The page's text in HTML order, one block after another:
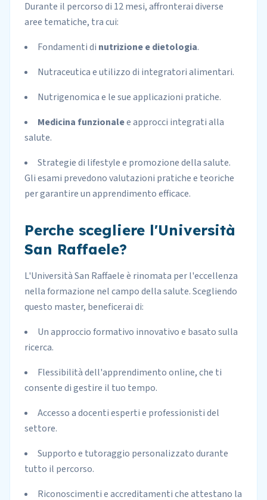
Durante il percorso di 12 mesi, affronterai diverse
aree tematiche, tra cui:
Fondamenti di nutrizione e dietologia.
Nutraceutica e utilizzo di integratori alimentari.
Nutrigenomica e le sue applicazioni pratiche.
Medicina funzionalee approcci integrati alla
salute.
Strategie di lifestyle e promozione della salute.
Gli esami prevedono valutazioni pratiche e teoriche
per garantire un apprendimento efficace.
Perche scegliere l'Università
San Raffaele?
L'Università San Raffaele è rinomata per l'eccellenza
nella formazione nel campo della salute. Scegliendo
questo master, beneficerai di:
Un approccio formativo innovativo e basato sulla
ricerca.
Flessibilità dell'apprendimento online, che ti
consente di gestire il tuo tempo.
Accesso a docenti esperti e professionisti del
settore.
Supporto e tutoraggio personalizzato durante
tutto il percorso.
Riconoscimenti e accreditamenti che attestano la